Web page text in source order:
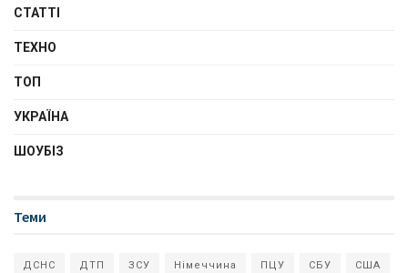
СТАТТІ
ТЕХНО
ТОП
УКРАЇНА
ШОУБІЗ
Теми
ДСНС ДТП ЗСУ Німеччина ПЦУ СБУ США